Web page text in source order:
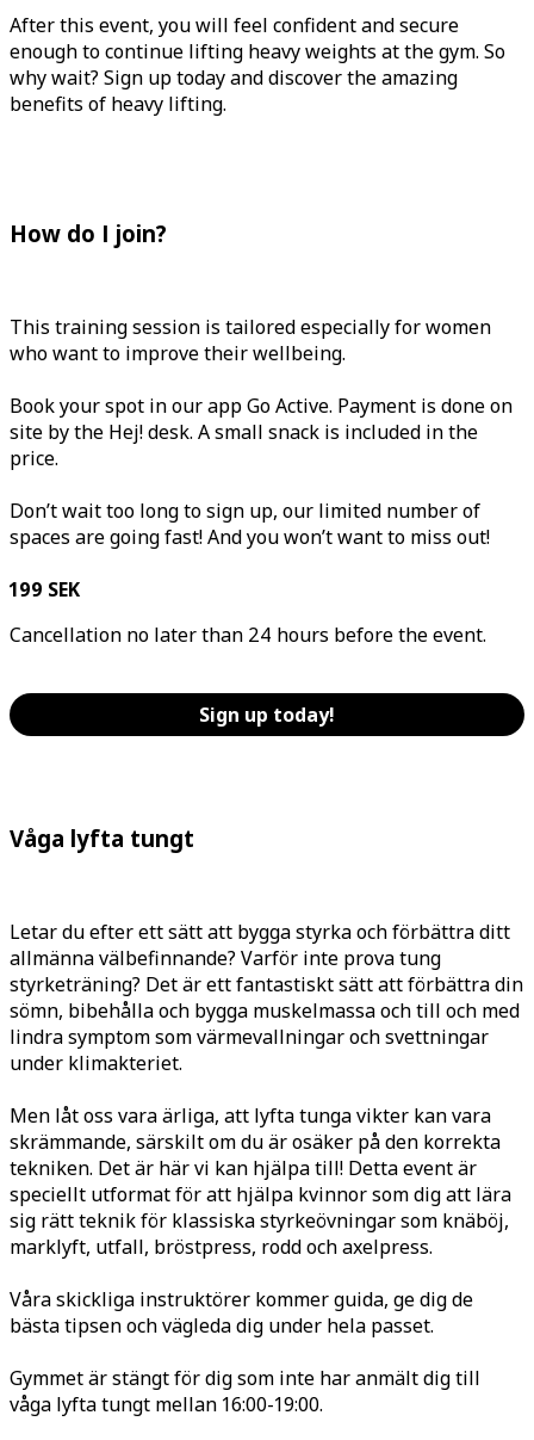
After this event, you will feel confident and secure
enough to continue lifting heavy weights at the gym. So
why wait? Sign up today and discover the amazing
benefits of heavy lifting.
How do I join?
This training session is tailored especially for women
who want to improve their wellbeing.
Book your spot in our app Go Active. Payment is done on
site by the Hej! desk. A small snack is included in the
price.
Don’t wait too long to sign up, our limited number of
spaces are going fast! And you won’t want to miss out!
199 SEK
Cancellation no later than 24 hours before the event.
Sign up today!
Våga lyfta tungt
Letar du efter ett sätt att bygga styrka och förbättra ditt
allmänna välbefinnande? Varför inte prova tung
styrketräning? Det är ett fantastiskt sätt att förbättra din
sömn, bibehålla och bygga muskelmassa och till och med
lindra symptom som värmevallningar och svettningar
under klimakteriet.
Men låt oss vara ärliga, att lyfta tunga vikter kan vara
skrämmande, särskilt om du är osäker på den korrekta
tekniken. Det är här vi kan hjälpa till! Detta event är
speciellt utformat för att hjälpa kvinnor som dig att lära
sig rätt teknik för klassiska styrkeövningar som knäböj,
marklyft, utfall, bröstpress, rodd och axelpress.
Våra skickliga instruktörer kommer guida, ge dig de
bästa tipsen och vägleda dig under hela passet.
Gymmet är stängt för dig som inte har anmält dig till
våga lyfta tungt mellan 16:00-19:00.